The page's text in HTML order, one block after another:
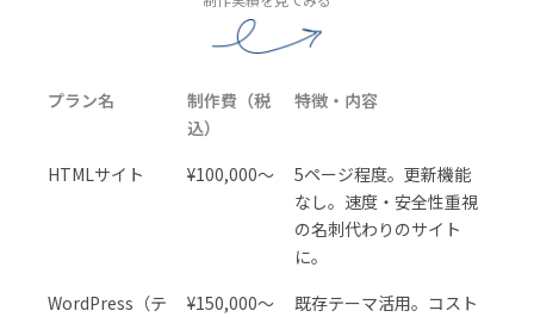
プラン名
制作費（税
込）
特徴・内容
HTMLサイト ¥100,000〜
5ページ程度。更新機能
なし。速度・安全性重視
の名刺代わりのサイト
に。
WordPress（テ
¥150,000〜
既存テーマ活用。コスト